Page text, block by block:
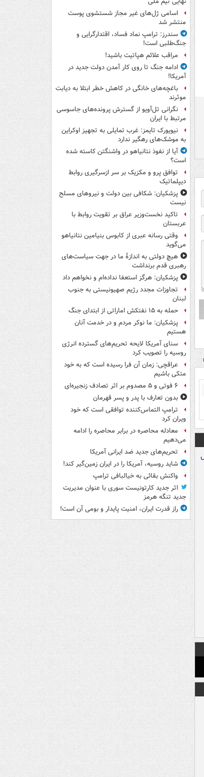
اسامی ژل‌های غیر مجاز شستشوی پوست
منتشر شد
سندرز: ترامپ نماد فساد، اقتدارگرایی و
جنگ‌طلبی است!
مراقب علائم هپاتیت باشید!
ادامه جنگ تا روی کار آمدن دولت جدید در
آمریکا!
باغچه‌های خانگی در کاهش خطر ابتلا به دیابت
موثرند
نگرانی تل‌آویو از گسترش پرونده‌های جاسوسی
مرتبط با ایران
نیویورک تایمز: غرب تمایلی به تجهیز اوکراین
به موشک‌های رهگیر ندارد
آیا از نفوذ نتانیاهو در واشنگتن کاسته شده
است؟
توافق پرو و مکزیک بر سر ازسرگیری روابط
دیپلماتیک
پزشکیان: شکافی بین دولت و نیروهای مسلح
نیست
تاکید نخست‌وزیر عراق بر تقویت روابط با
عربستان
وقتی رسانه عبری از کابوس بنیامین نتانیاهو
می‌گوید
هیچ دولتی به اندازۀ ما در جهت سیاست‌های
رهبری قدم برنداشت
پزشکیان: هرگز استعفا نداده‌ام و نخواهم داد
تجاوزات مجدد رژیم صهیونیستی به جنوب
لبنان
حمله به ۱۵ نفتکش‌ اماراتی از ابتدای جنگ
پزشکیان: ما نوکر مردم و در خدمت آنان
هستیم
سنای آمریکا لایحه تحریم‌های گسترده انرژی
روسیه را تصویب کرد
عراقچی: زمان آن فرا رسیده است که به خود
متکی باشیم
۶ فوتی و ۵ مصدوم بر اثر تصادف زنجیره‌ای
بدون تعارف با پدر و پسر قهرمان
ترامپ التماس‌کننده توافقی است که خود
ویران کرد
معادله محاصره در برابر محاصره را ادامه
می‌دهیم
تحریم‌های جدید ضد ایرانی آمریکا
شاید روسیه، آمریکا را در ایران زمین‌گیر کند!
واکنش بقائی به خیالبافی ترامپ
اثر جدید کارتونیست سوری با عنوان مدیریت
جدید تنگه هرمز
راز قدرت ایران، امنیت پایدار و بومی آن است!